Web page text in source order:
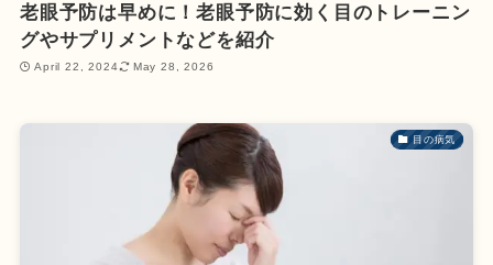
老眼予防は早めに！老眼予防に効く目のトレーニン
グやサプリメントなどを紹介
April 22, 2024 May 28, 2026
目の病気